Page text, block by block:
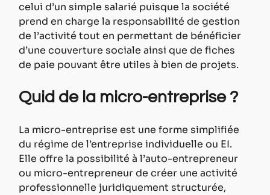
celui d’un simple salarié puisque la société
prend en charge la responsabilité de gestion
de l’activité tout en permettant de bénéficier
d’une couverture sociale ainsi que de fiches
de paie pouvant être utiles à bien de projets.
Quid de la micro-entreprise ?
La micro-entreprise est une forme simplifiée
du régime de l’entreprise individuelle ou EI.
Elle offre la possibilité à l’auto-entrepreneur
ou micro-entrepreneur de créer une activité
professionnelle juridiquement structurée,